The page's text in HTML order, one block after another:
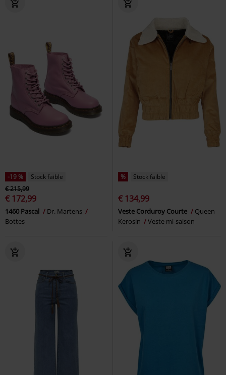
-19 %
Stock faible
€ 215,99
€ 172,99
1460 Pascal
Dr. Martens
Bottes
% Stock faible
€ 134,99
Veste Corduroy Courte
Queen
Kerosin
Veste mi-saison